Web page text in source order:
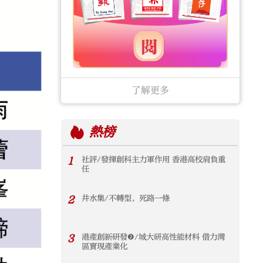
了解更多
熱榜
1
社評/發揮創科主力軍作用 香港高校肩負重
任
2 井水集/不轉型，死路一條
3
港產創新研發❷/城大研高性能材料 借力灣
區實現產業化